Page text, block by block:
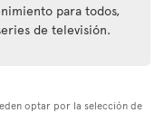
para todos,
de televisión.
optar por la selección de